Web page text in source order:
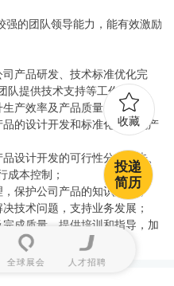
强的团队领导能力，能有效激励
产品研发、技术标准优化完
队提供技术支持等工作；
产效率及产品质量；
的设计开发和标准化，实现产
设计开发的可行性分析报告、
成本控制；
保护公司产品的知识产权；
技术问题，支持业务发展；
成质量，提供培训和指导，加
全球展会 人才招聘
收藏
投递
简历